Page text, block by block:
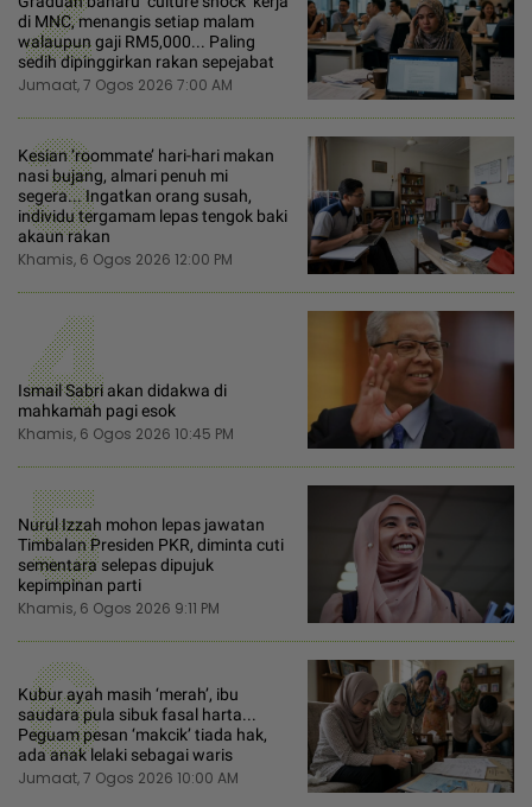
di MNC, menangis setiap malam
walaupun gaji RM5,000... Paling
sedih dipinggirkan rakan sepejabat
Jumaat, 7 Ogos 2026 7:00 AM
3
Kesian ‘roommate’ hari-hari makan
nasi bujang, almari penuh mi
segera... Ingatkan orang susah,
individu tergamam lepas tengok baki
akaun rakan
Khamis, 6 Ogos 2026 12:00 PM
4
Ismail Sabri akan didakwa di
mahkamah pagi esok
Khamis, 6 Ogos 2026 10:45 PM
5
Nurul Izzah mohon lepas jawatan
Timbalan Presiden PKR, diminta cuti
sementara selepas dipujuk
kepimpinan parti
Khamis, 6 Ogos 2026 9:11 PM
6
Kubur ayah masih ‘merah’, ibu
saudara pula sibuk fasal harta...
Peguam pesan ‘makcik’ tiada hak,
ada anak lelaki sebagai waris
Jumaat, 7 Ogos 2026 10:00 AM